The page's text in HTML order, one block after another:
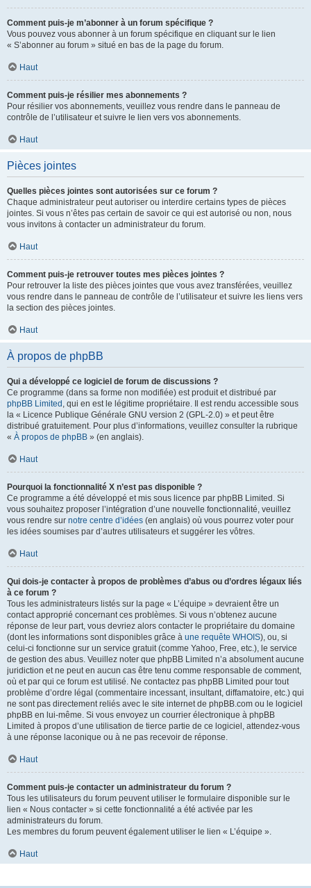
Comment puis-je m’abonner à un forum spécifique ?
Vous pouvez vous abonner à un forum spécifique en cliquant sur le lien
« S’abonner au forum » situé en bas de la page du forum.
Haut
Comment puis-je résilier mes abonnements ?
Pour résilier vos abonnements, veuillez vous rendre dans le panneau de
contrôle de l’utilisateur et suivre le lien vers vos abonnements.
Haut
Pièces jointes
Quelles pièces jointes sont autorisées sur ce forum ?
Chaque administrateur peut autoriser ou interdire certains types de pièces
jointes. Si vous n’êtes pas certain de savoir ce qui est autorisé ou non, nous
vous invitons à contacter un administrateur du forum.
Haut
Comment puis-je retrouver toutes mes pièces jointes ?
Pour retrouver la liste des pièces jointes que vous avez transférées, veuillez
vous rendre dans le panneau de contrôle de l’utilisateur et suivre les liens vers
la section des pièces jointes.
Haut
À propos de phpBB
Qui a développé ce logiciel de forum de discussions ?
Ce programme (dans sa forme non modifiée) est produit et distribué par
phpBB Limited , qui en est le légitime propriétaire. Il est rendu accessible sous
la « Licence Publique Générale GNU version 2 (GPL-2.0) » et peut être
distribué gratuitement. Pour plus d’informations, veuillez consulter la rubrique
« À propos de phpBB » (en anglais).
Haut
Pourquoi la fonctionnalité X n’est pas disponible ?
Ce programme a été développé et mis sous licence par phpBB Limited. Si
vous souhaitez proposer l’intégration d’une nouvelle fonctionnalité, veuillez
vous rendre sur notre centre d’idées (en anglais) où vous pourrez voter pour
les idées soumises par d’autres utilisateurs et suggérer les vôtres.
Haut
Qui dois-je contacter à propos de problèmes d’abus ou d’ordres légaux liés
à ce forum ?
Tous les administrateurs listés sur la page « L’équipe » devraient être un
contact approprié concernant ces problèmes. Si vous n’obtenez aucune
réponse de leur part, vous devriez alors contacter le propriétaire du domaine
(dont les informations sont disponibles grâce à une requête WHOIS), ou, si
celui-ci fonctionne sur un service gratuit (comme Yahoo, Free, etc.), le service
de gestion des abus. Veuillez noter que phpBB Limited n’a absolument aucune
juridiction et ne peut en aucun cas être tenu comme responsable de comment,
où et par qui ce forum est utilisé. Ne contactez pas phpBB Limited pour tout
problème d’ordre légal (commentaire incessant, insultant, diffamatoire, etc.) qui
ne sont pas directement reliés avec le site internet de phpBB.com ou le logiciel
phpBB en lui-même. Si vous envoyez un courrier électronique à phpBB
Limited à propos d’une utilisation de tierce partie de ce logiciel, attendez-vous
à une réponse laconique ou à ne pas recevoir de réponse.
Haut
Comment puis-je contacter un administrateur du forum ?
Tous les utilisateurs du forum peuvent utiliser le formulaire disponible sur le
lien « Nous contacter » si cette fonctionnalité a été activée par les
administrateurs du forum.
Les membres du forum peuvent également utiliser le lien « L’équipe ».
Haut